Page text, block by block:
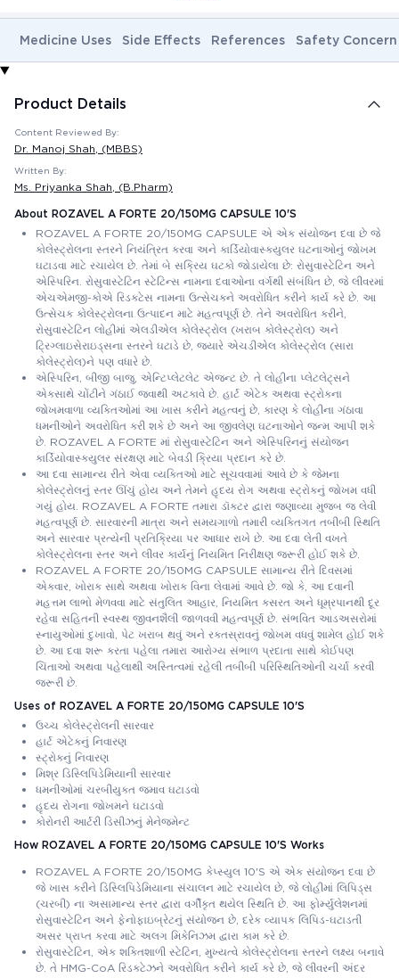
Medicine Uses Side Effects References Safety Concern
Product Details
Content Reviewed By:
Dr. Manoj Shah , (MBBS)
Written By:
Ms. Priyanka Shah , (B.Pharm)
About ROZAVEL A FORTE 20/150MG CAPSULE 10'S
ROZAVEL A FORTE 20/150MG CAPSULE એ એક સંયોજન દવા છે જે
કોલેસ્ટ્રોલના સ્તરને નિયંત્રિત કરવા અને કાર્ડિયોવાસ્ક્યુલર ઘટનાઓનું જોખમ
ઘટાડવા માટે રચાયેલ છે. તેમાં બે સક્રિય ઘટકો જોડાયેલા છે: રોસુવાસ્ટેટિન અને
એસ્પિરિન. રોસુવાસ્ટેટિન સ્ટેટિન્સ નામના દવાઓના વર્ગથી સંબંધિત છે, જે લીવરમાં
એચએમજી-કોએ રિડક્ટેસ નામના ઉત્સેચકને અવરોધિત કરીને કાર્ય કરે છે. આ
ઉત્સેચક કોલેસ્ટ્રોલના ઉત્પાદન માટે મહત્વપૂર્ણ છે. તેને અવરોધિત કરીને,
રોસુવાસ્ટેટિન લોહીમાં એલડીએલ કોલેસ્ટ્રોલ (ખરાબ કોલેસ્ટ્રોલ) અને
ટ્રિગ્લાઇસેરાઇડ્સના સ્તરને ઘટાડે છે, જ્યારે એચડીએલ કોલેસ્ટ્રોલ (સારા
કોલેસ્ટ્રોલ)ને પણ વધારે છે.
એસ્પિરિન, બીજી બાજુ, એન્ટિપ્લેટલેટ એજન્ટ છે. તે લોહીના પ્લેટલેટ્સને
એકસાથે ચોંટીને ગંઠાઈ જવાથી અટકાવે છે. હાર્ટ એટેક અથવા સ્ટ્રોકના
જોખમવાળા વ્યક્તિઓમાં આ ખાસ કરીને મહત્વનું છે, કારણ કે લોહીના ગંઠાવા
ધમનીઓને અવરોધિત કરી શકે છે અને આ જીવલેણ ઘટનાઓને જન્મ આપી શકે
છે. ROZAVEL A FORTE માં રોસુવાસ્ટેટિન અને એસ્પિરિનનું સંયોજન
કાર્ડિયોવાસ્ક્યુલર સંરક્ષણ માટે બેવડી ક્રિયા પ્રદાન કરે છે.
આ દવા સામાન્ય રીતે એવા વ્યક્તિઓ માટે સૂચવવામાં આવે છે કે જેમના
કોલેસ્ટ્રોલનું સ્તર ઊંચું હોય અને તેમને હૃદય રોગ અથવા સ્ટ્રોકનું જોખમ વધી
ગયું હોય. ROZAVEL A FORTE તમારા ડૉક્ટર દ્વારા જણાવ્યા મુજબ જ લેવી
મહત્વપૂર્ણ છે. સારવારની માત્રા અને સમયગાળો તમારી વ્યક્તિગત તબીબી સ્થિતિ
અને સારવાર પ્રત્યેની પ્રતિક્રિયા પર આધાર રાખે છે. આ દવા લેતી વખતે
કોલેસ્ટ્રોલના સ્તર અને લીવર કાર્યનું નિયમિત નિરીક્ષણ જરૂરી હોઈ શકે છે.
ROZAVEL A FORTE 20/150MG CAPSULE સામાન્ય રીતે દિવસમાં
એકવાર, ખોરાક સાથે અથવા ખોરાક વિના લેવામાં આવે છે. જો કે, આ દવાની
મહત્તમ લાભો મેળવવા માટે સંતુલિત આહાર, નિયમિત કસરત અને ધૂમ્રપાનથી દૂર
રહેવા સહિતની સ્વસ્થ જીવનશૈલી જાળવવી મહત્વપૂર્ણ છે. સંભવિત આડઅસરોમાં
સ્નાયુઓમાં દુખાવો, પેટ ખરાબ થવું અને રક્તસ્રાવનું જોખમ વધવું શામેલ હોઈ શકે
છે. આ દવા શરૂ કરતા પહેલા તમારા આરોગ્ય સંભાળ પ્રદાતા સાથે કોઈપણ
ચિંતાઓ અથવા પહેલાથી અસ્તિત્વમાં રહેલી તબીબી પરિસ્થિતિઓની ચર્ચા કરવી
જરૂરી છે.
Uses of ROZAVEL A FORTE 20/150MG CAPSULE 10'S
ઉચ્ચ કોલેસ્ટ્રોલની સારવાર
હાર્ટ એટેકનું નિવારણ
સ્ટ્રોકનું નિવારણ
મિશ્ર ડિસ્લિપિડેમિયાની સારવાર
ધમનીઓમાં ચરબીયુક્ત જમાવ ઘટાડવો
હૃદય રોગના જોખમને ઘટાડવો
કોરોનરી આર્ટરી ડિસીઝનું મેનેજમેન્ટ
How ROZAVEL A FORTE 20/150MG CAPSULE 10'S Works
ROZAVEL A FORTE 20/150MG કેપ્સ્યુલ 10'S એ એક સંયોજન દવા છે
જે ખાસ કરીને ડિસ્લિપિડેમિયાના સંચાલન માટે રચાયેલ છે, જે લોહીમાં લિપિડ્સ
(ચરબી) ના અસામાન્ય સ્તર દ્વારા વર્ગીકૃત થયેલ સ્થિતિ છે. આ ફોર્મ્યુલેશનમાં
રોસુવાસ્ટેટિન અને ફેનોફાઇબ્રેટનું સંયોજન છે, દરેક વ્યાપક લિપિડ-ઘટાડતી
અસર પ્રાપ્ત કરવા માટે અલગ મિકેનિઝમ દ્વારા કામ કરે છે.
રોસુવાસ્ટેટિન, એક શક્તિશાળી સ્ટેટિન, મુખ્યત્વે કોલેસ્ટ્રોલના સ્તરને લક્ષ્ય બનાવે
છે. તે HMG-CoA રિડક્ટેઝને અવરોધિત કરીને કાર્ય કરે છે, જે લીવરની અંદર